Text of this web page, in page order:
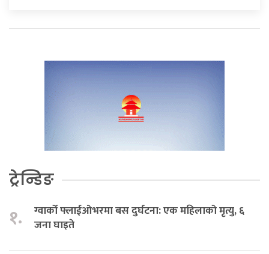
ट्रेन्डिङ
१.
ग्वार्को फ्लाईओभरमा बस दुर्घटना: एक महिलाको मृत्यु, ६
जना घाइते